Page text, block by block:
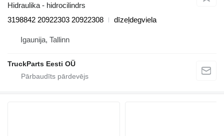
Hidraulika - hidrocilindrs
3198842 20922303 20922308
dīzeļdegviela
Igaunija, Tallinn
TruckParts Eesti OÜ